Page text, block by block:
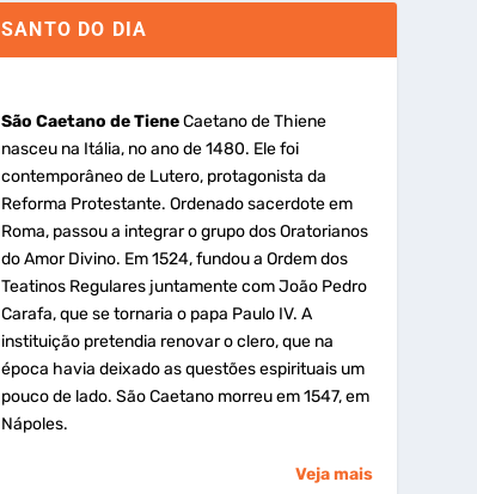
SANTO DO DIA
São Caetano de TieneCaetano de Thiene
nasceu na Itália, no ano de 1480. Ele foi
contemporâneo de Lutero, protagonista da
Reforma Protestante. Ordenado sacerdote em
Roma, passou a integrar o grupo dos Oratorianos
do Amor Divino. Em 1524, fundou a Ordem dos
Teatinos Regulares juntamente com João Pedro
Carafa, que se tornaria o papa Paulo IV. A
instituição pretendia renovar o clero, que na
época havia deixado as questões espirituais um
pouco de lado. São Caetano morreu em 1547, em
Nápoles.
Veja mais